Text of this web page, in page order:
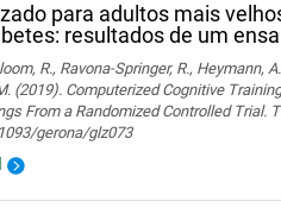
para adultos mais
resultados de um
R., Ravona-Springer, R., Heymann,
(2019). Computerized Cognitive
From a Randomized Controlled Trial.
gerona/glz073